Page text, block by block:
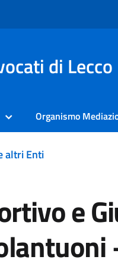
di Lecco
Organismo
altri Enti
e